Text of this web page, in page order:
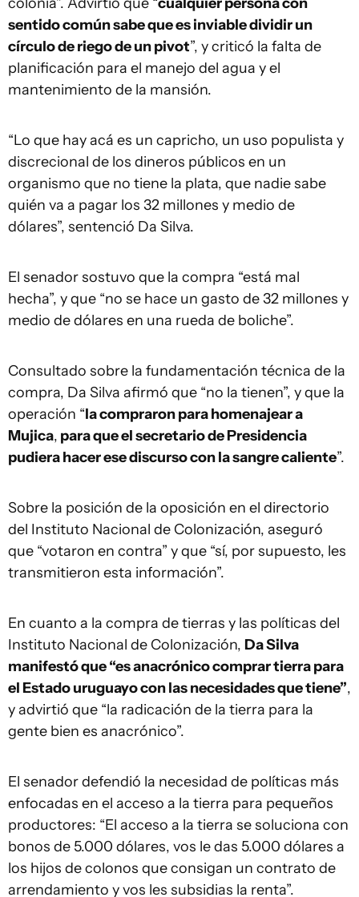
sentido común sabe que es inviable dividir un
círculo de riego de un pivot”, y criticó la falta de
planificación para el manejo del agua y el
mantenimiento de la mansión.
“Lo que hay acá es un capricho, un uso populista y
discrecional de los dineros públicos en un
organismo que no tiene la plata, que nadie sabe
quién va a pagar los 32 millones y medio de
dólares”, sentenció Da Silva.
El senador sostuvo que la compra “está mal
hecha”, y que “no se hace un gasto de 32 millones y
medio de dólares en una rueda de boliche”.
Consultado sobre la fundamentación técnica de la
compra, Da Silva afirmó que “no la tienen”, y que la
operación “la compraron para homenajear a
Mujica, para que el secretario de Presidencia
pudiera hacer ese discurso con la sangre caliente”.
Sobre la posición de la oposición en el directorio
del Instituto Nacional de Colonización, aseguró
que “votaron en contra” y que “sí, por supuesto, les
transmitieron esta información”.
En cuanto a la compra de tierras y las políticas del
Instituto Nacional de Colonización, Da Silva
manifestó que “es anacrónico comprar tierra para
el Estado uruguayo con las necesidades que tiene”,
y advirtió que “la radicación de la tierra para la
gente bien es anacrónico”.
El senador defendió la necesidad de políticas más
enfocadas en el acceso a la tierra para pequeños
productores: “El acceso a la tierra se soluciona con
bonos de 5.000 dólares, vos le das 5.000 dólares a
los hijos de colonos que consigan un contrato de
arrendamiento y vos les subsidias la renta”.